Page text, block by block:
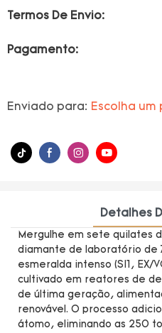
Termos De Envio:
Pagamento:
Enviado para: Escolha
Detalhes
Mergulhe em sete quilates
diamante de laboratório de
esmeralda intenso (SI1, EX/
cultivado em reatores de
de última geração,
renovável. O processo
átomo, eliminando as 250